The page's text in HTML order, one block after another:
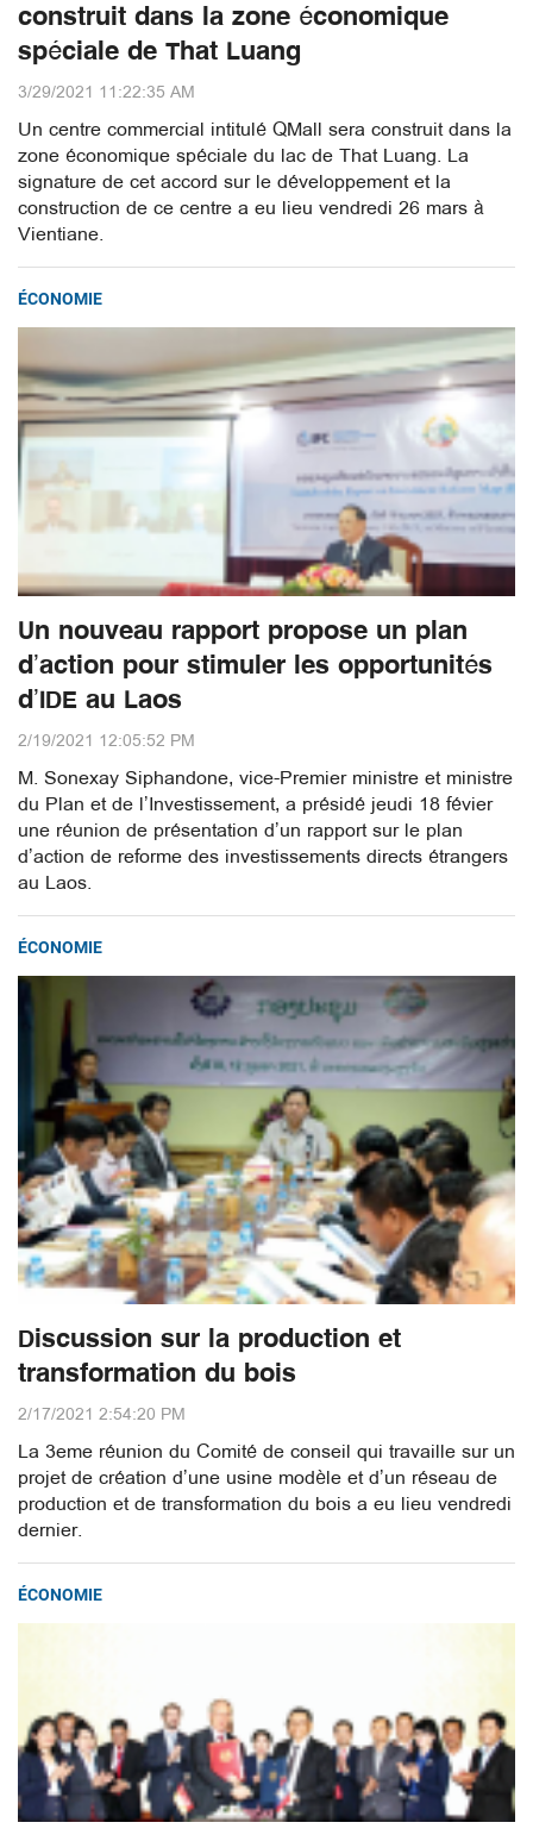
construit dans la zone économique
spéciale de That Luang
3/29/2021 11:22:35 AM
Un centre commercial intitulé QMall sera construit dans la
zone économique spéciale du lac de That Luang. La
signature de cet accord sur le développement et la
construction de ce centre a eu lieu vendredi 26 mars à
Vientiane.
ÉCONOMIE
Un nouveau rapport propose un plan
d’action pour stimuler les opportunités
d’IDE au Laos
2/19/2021 12:05:52 PM
M. Sonexay Siphandone, vice-Premier ministre et ministre
du Plan et de l’Investissement, a présidé jeudi 18 févier
une réunion de présentation d’un rapport sur le plan
d’action de reforme des investissements directs étrangers
au Laos.
ÉCONOMIE
Discussion sur la production et
transformation du bois
2/17/2021 2:54:20 PM
La 3eme réunion du Comité de conseil qui travaille sur un
projet de création d’une usine modèle et d’un réseau de
production et de transformation du bois a eu lieu vendredi
dernier.
ÉCONOMIE